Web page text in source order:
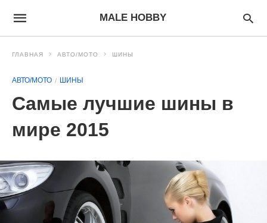
MALE HOBBY
ГЛАВНАЯ АВТО/МОТО ШИНЫ
АВТО/МОТО ШИНЫ
Самые лучшие шины в
мире 2015